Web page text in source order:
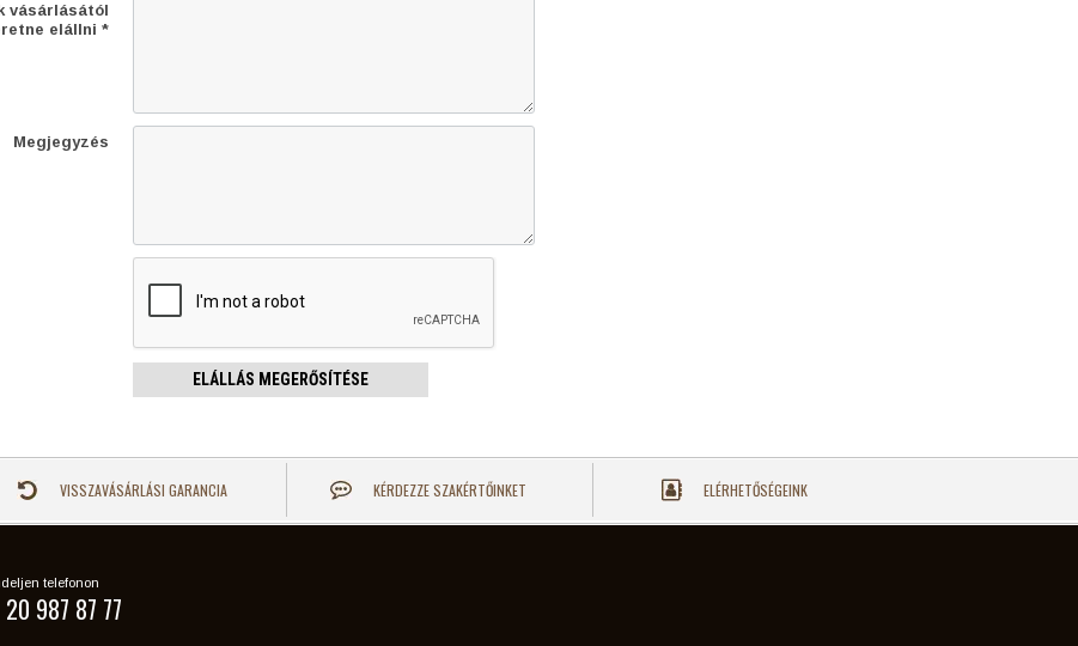
vásárlásától
elállni *
Megjegyzés
ELÁLLÁS MEGERŐSÍTÉSE
VISSZAVÁSÁRLÁSI GARANCIA KÉRDEZZE SZAKÉRTŐINKET ELÉRHETŐSÉGEINK
telefonon
987 87 77